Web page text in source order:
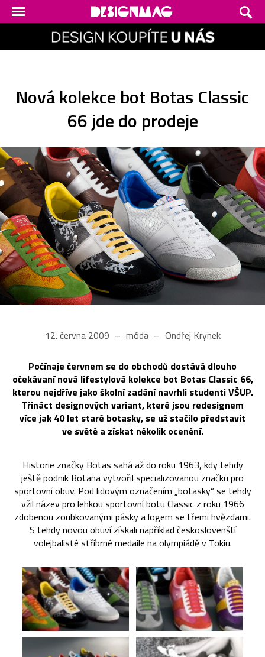
Nová kolekce bot Botas Classic
66 jde do prodeje
12. června 2009 móda Ondřej Krynek
Počínaje červnem se do obchodů dostává dlouho
očekávaní nová lifestylová kolekce bot Botas Classic 66,
kterou nejdříve jako školní zadání navrhli studenti VŠUP.
Třináct designových variant, které jsou redesignem
více jak 40 let staré botasky, se už stačilo představit
ve světě a získat několik ocenění.
Historie značky Botas sahá až do roku 1963, kdy tehdy
ještě podnik Botana vytvořil specializovanou značku pro
sportovní obuv. Pod lidovým označením „botasky“ se tehdy
vžil název pro lehkou sportovní botu Classic z roku 1966
zdobenou zoubkovanými pásky a logem se třemi hvězdami.
S tehdy novou obuví získali například českoslovenští
volejbalisté stříbrné medaile na olympiádě v Tokiu.